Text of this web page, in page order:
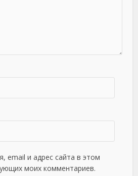
email и адрес сайта в этом
моих комментариев.